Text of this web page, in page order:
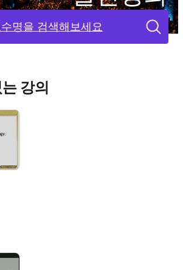
명을 검색해보세요
강의